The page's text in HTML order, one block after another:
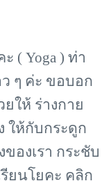
ะ ( Yoga ) ท่า
ๆ ค่ะ ขอบอก
ให้ ร่างกาย
ให้กับกระดูก
องเรา กระชับ
ยนโยคะ คลิก